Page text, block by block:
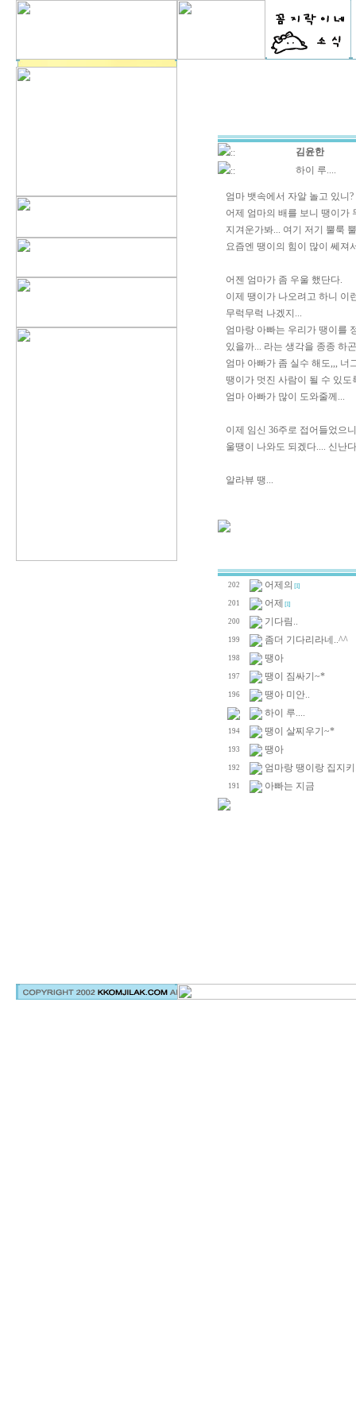
::
김윤한
::
하이 루....
엄마 뱃속에서 자알 놀고 있니?
어제 엄마의 배를 보니 땡이가
지겨운가봐... 여기 저기 뿔룩
요즘엔 땡이의 힘이 많이 쎄져
어젠 엄마가 좀 우울 했단다.
이제 땡이가 나오려고 하니 이
무럭무럭 나겠지...
엄마랑 아빠는 우리가 땡이를
있을까... 라는 생각을 종종 하
엄마 아빠가 좀 실수 해도,,, 너
땡이가 멋진 사람이 될 수 있도
엄마 아빠가 많이 도와줄께...
이제 임신 36주로 접어들었으
울땡이 나와도 되겠다.... 신난
알라뷰 땡...
202 어제의 [1]
201 어제 [1]
200 기다림..
199 좀더 기다리라네..^^
198 땡아
197 땡이 짐싸기~*
196
땡아 미안..
하이 루....
194 땡이 살찌우기~*
193 땡아
192 엄마랑 땡이랑 집지
191 아빠는 지금